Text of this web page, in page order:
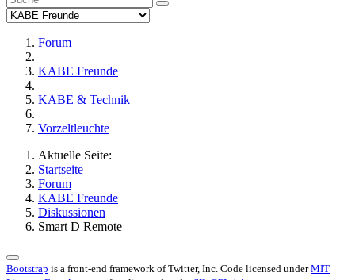
Forum
KABE Freunde
KABE & Technik
Vorzeltleuchte
Aktuelle Seite:
Startseite
Forum
KABE Freunde
Diskussionen
Smart D Remote
Bootstrap is a front-end framework of Twitter, Inc. Code licensed underMIT